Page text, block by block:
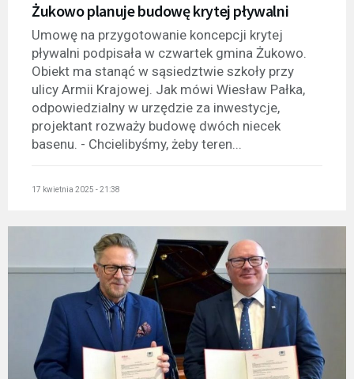
Żukowo planuje budowę krytej pływalni
Umowę na przygotowanie koncepcji krytej
pływalni podpisała w czwartek gmina Żukowo.
Obiekt ma stanąć w sąsiedztwie szkoły przy
ulicy Armii Krajowej. Jak mówi Wiesław Pałka,
odpowiedzialny w urzędzie za inwestycje,
projektant rozważy budowę dwóch niecek
basenu. - Chcielibyśmy, żeby teren...
17 kwietnia 2025 - 21:38